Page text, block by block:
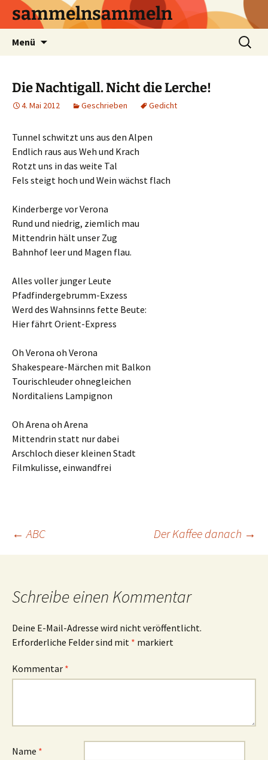
sammelnsammeln
Menü
Suchen
nach:
Die Nachtigall. Nicht die Lerche!
4. Mai 2012 Geschrieben Gedicht
Tunnel schwitzt uns aus den Alpen
Endlich raus aus Weh und Krach
Rotzt uns in das weite Tal
Fels steigt hoch und Wein wächst flach
Kinderberge vor Verona
Rund und niedrig, ziemlich mau
Mittendrin hält unser Zug
Bahnhof leer und Magen flau.
Alles voller junger Leute
Pfadfindergebrumm-Exzess
Werd des Wahnsinns fette Beute:
Hier fährt Orient-Express
Oh Verona oh Verona
Shakespeare-Märchen mit Balkon
Tourischleuder ohnegleichen
Norditaliens Lampignon
Oh Arena oh Arena
Mittendrin statt nur dabei
Arschloch dieser kleinen Stadt
Filmkulisse, einwandfrei
Beitrags-
← ABC Der Kaffee danach →
Schreibe einen Kommentar
Deine E-Mail-Adresse wird nicht veröffentlicht.
Erforderliche Felder sind mit * markiert
Kommentar *
Name *